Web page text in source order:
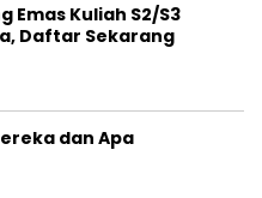
Emas Kuliah S2/S3
Daftar Sekarang
dan Apa